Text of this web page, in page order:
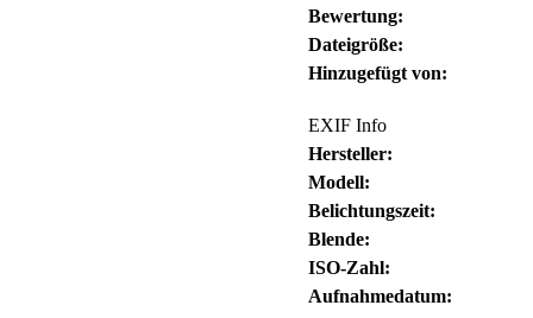
Bewertung:
Dateigröße:
Hinzugefügt von:
EXIF Info
Hersteller:
Modell:
Belichtungszeit:
Blende:
ISO-Zahl:
Aufnahmedatum: